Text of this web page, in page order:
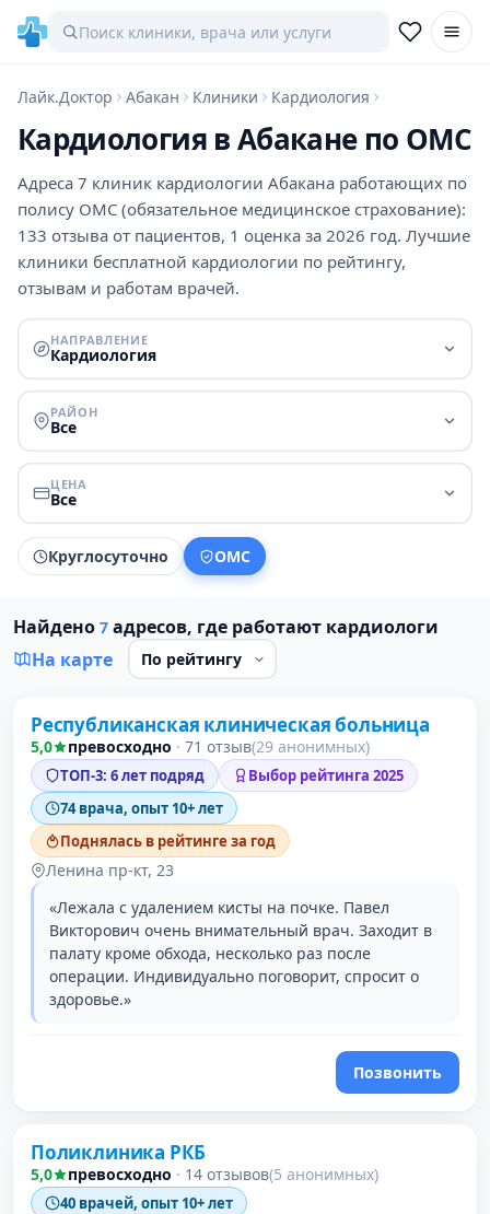
Лайк.Доктор Абакан Клиники Кардиология
Кардиология в Абакане по ОМС
Адреса 7 клиник кардиологии Абакана работающих по
полису ОМС (обязательное медицинское страхование):
133 отзыва от пациентов, 1 оценка за 2026 год. Лучшие
клиники бесплатной кардиологии по рейтингу,
отзывам и работам врачей.
НАПРАВЛЕНИЕ
Кардиология
РАЙОН
Все
ЦЕНА
Все
Круглосуточно ОМС
Найдено 7 адресов, где работают кардиологи
На карте
1 место в рейтинге
Республиканская клиническая больница
5,0 превосходно · 71 отзыв(29 анонимных)
ТОП-3: 6 лет подряд
Выбор рейтинга 2025
74 врача, опыт 10+ лет
Поднялась в рейтинге за год
Ленина пр-кт, 23
«Лежала с удалением кисты на почке. Павел
Викторович очень внимательный врач. Заходит в
палату кроме обхода, несколько раз после
операции. Индивидуально поговорит, спросит о
здоровье.»
Позвонить
2 место в рейтинге
Поликлиника РКБ
5,0 превосходно · 14 отзывов(5 анонимных)
40 врачей, опыт 10+ лет